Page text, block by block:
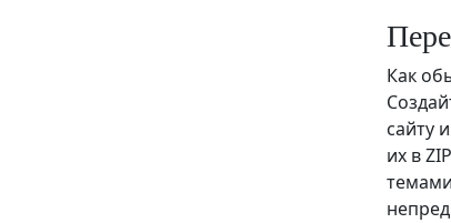
Как
сайту
их в